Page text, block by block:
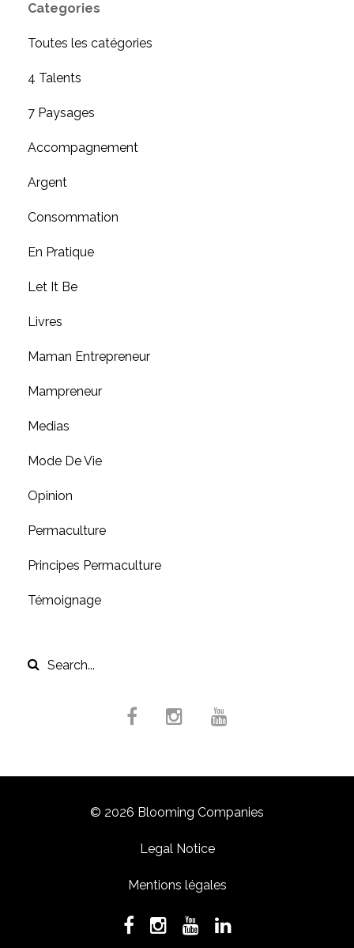
Categories
Toutes les catégories
4 Talents
7 Paysages
Accompagnement
Argent
Consommation
En Pratique
Let It Be
Livres
Maman Entrepreneur
Mampreneur
Medias
Mode De Vie
Opinion
Permaculture
Principes Permaculture
Témoignage
© 2026 Blooming Companies
Legal Notice
Mentions légales